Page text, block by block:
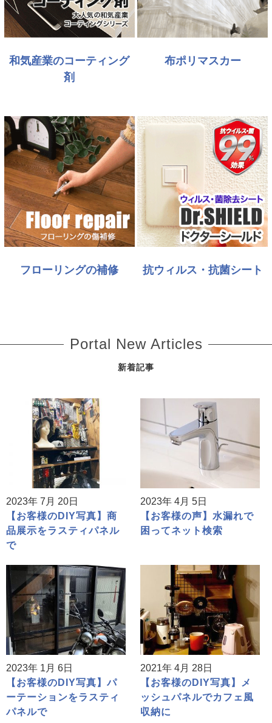
和気産業のコーティング
剤
布ポリマスカー
フローリングの補修 抗ウィルス・抗菌シート
Portal New Articles
新着記事
2023年 7月 20日
【お客様のDIY写真】商
品展示をラスティパネル
で
2023年 4月 5日
【お客様の声】水漏れで
困ってネット検索
2023年 1月 6日
【お客様のDIY写真】パ
ーテーションをラスティ
パネルで
2021年 4月 28日
【お客様のDIY写真】メ
ッシュパネルでカフェ風
収納に